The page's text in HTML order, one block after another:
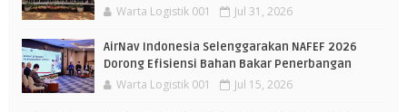
Warta Logistik 001 Jul 31, 2026
AirNav Indonesia Selenggarakan NAFEF 2026
Dorong Efisiensi Bahan Bakar Penerbangan
Warta Logistik 001 Jul 15, 2026